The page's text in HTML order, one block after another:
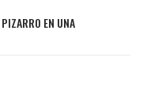
EN UNA